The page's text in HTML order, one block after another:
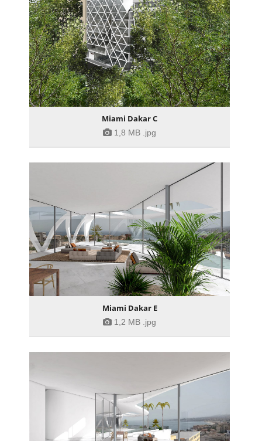
Miami Dakar C
1,8 MB .jpg
Miami Dakar E
1,2 MB .jpg